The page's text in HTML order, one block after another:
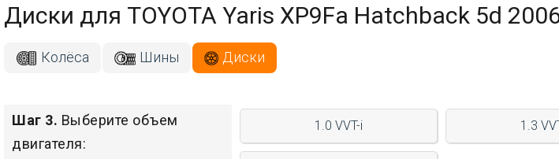
Диски для TOYOTA Yaris XP9Fa Hatchback 5d
Колёса Шины Диски
Шаг 3. Выберите объем
двигателя:
1.0 VVT-i 1.3